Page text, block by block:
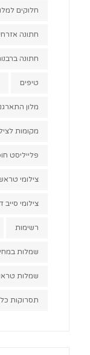
חלוקים
חתונה
חתונה
טיפים
מלון
מקומות
פלייליסט
צילומי
צילומי סייב
רשימות
שמלות
שמלות
תסרוקות